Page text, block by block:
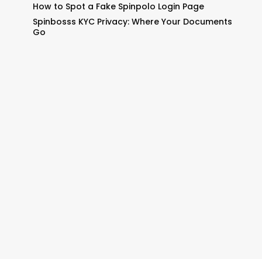
How to Spot a Fake Spinpolo Login Page
Spinbosss KYC Privacy: Where Your Documents
Go